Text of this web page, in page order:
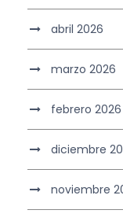
abril 2026
marzo 2026
febrero 2026
diciembre
noviembre